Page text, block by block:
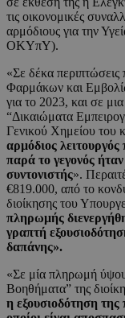
τις οικονομικές
αρμόδιους για την
ΟΚΥπΥ).
«Σε δέκα
Φαρμάκων και
για το 2023, και σε
“Δικαιώματα
Γενικού Χημείου του
αρμόδιος
παρά το γεγονός
συντονιστής».
€819.000, από το
διοίκησης του
πληρωμής
γραπτή
δαπάνης».
«Σε μία πληρωμή
Βοηθήματα” της
η εξουσιοδότηση